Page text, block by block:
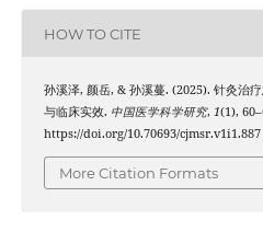
HOW TO CITE
孙溪泽, 颜岳, & 孙溪蔓. (2025). 针灸治
与临床实效. 中国医学科学研究, 1(1),
https://doi.org/10.70693/cjmsr.v1i1.887
More Citation Formats